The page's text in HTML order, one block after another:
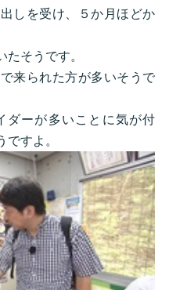
しを受け、５か月ほどか
そうです。
来られた方が多いそうで
ダーが多いことに気が付
すよ。